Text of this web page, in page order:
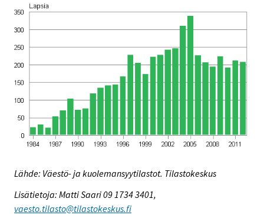
Lähde: Väestö- ja kuolemansyytilastot. Tilastokeskus
Lisätietoja: Matti Saari 09 1734 3401,
vaesto.tilasto@tilastokeskus.fi